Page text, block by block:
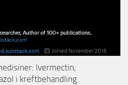
Ivermectin,
i kreftbehandling